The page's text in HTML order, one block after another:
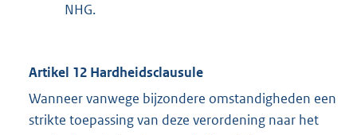
NHG.
Artikel 12 Hardheidsclausule
Wanneer vanwege bijzondere omstandigheden een
strikte toepassing van deze verordening naar het